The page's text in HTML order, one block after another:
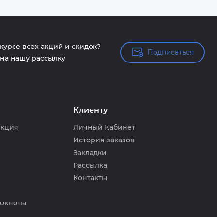
всех акций и скидок?
нашу рассылку
Подписаться
Подписаться
Клиенту
Личный Кабинет
История заказов
Закладки
Рассылка
Контакты